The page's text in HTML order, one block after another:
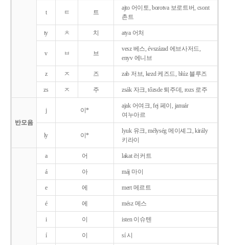
t ㅌ 트
ajto 어이토, borotva 보로트버, csont
촌트
ty ㅊ 치 atya 어처
v ㅂ 브
vesz 베스, évszázad 에브사저드,
enyv 에니브
z ㅈ 즈 zab 저브, kezd 케즈드, blúz 블루즈
zs ㅈ 주 zsák 자크, tőzsde 퇴주데, rozs 로주
반모음
j 이*
ajak 어여크, fej 페이, január
여누아르
ly 이*
lyuk 유크, mélység 메이셰그, király
키라이
a 어 lakat 러커트
á 아 máj 마이
e 에 mert 메르트
é 에 mész 메스
i 이 isten 이슈텐
í 이 sí 시